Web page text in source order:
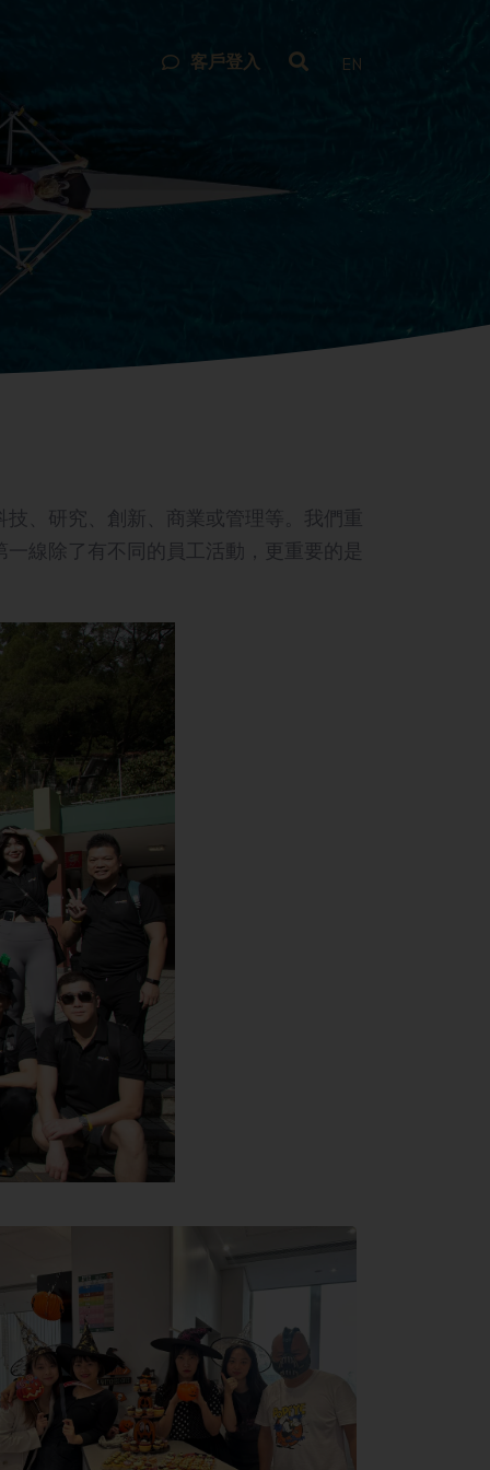
客戶登入 EN
、研究、創新、商業或管理等。我們重
線除了有不同的員工活動，更重要的是